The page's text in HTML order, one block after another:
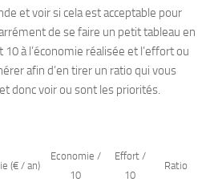
et voir si cela est acceptable pour
de se faire un petit tableau en
à l’économie réalisée et l’effort ou
afin d’en tirer un ratio qui vous
donc voir ou sont les priorités.
(€ / an)
Economie /
10
Effort /
10
Ratio